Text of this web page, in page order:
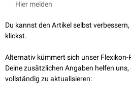
14-30 Tagen gemeint.
Oft wird der Begriff auch verwendet, um
Krankheitsbildesaufweist.
siehe auch:Krankheitsverlauf
Hier melden
Du kannst den Artikel selbst
klickst.
Alternativ kümmert sich unser
Deine zusätzlichen Angaben helfen
vollständig zu aktualisieren: